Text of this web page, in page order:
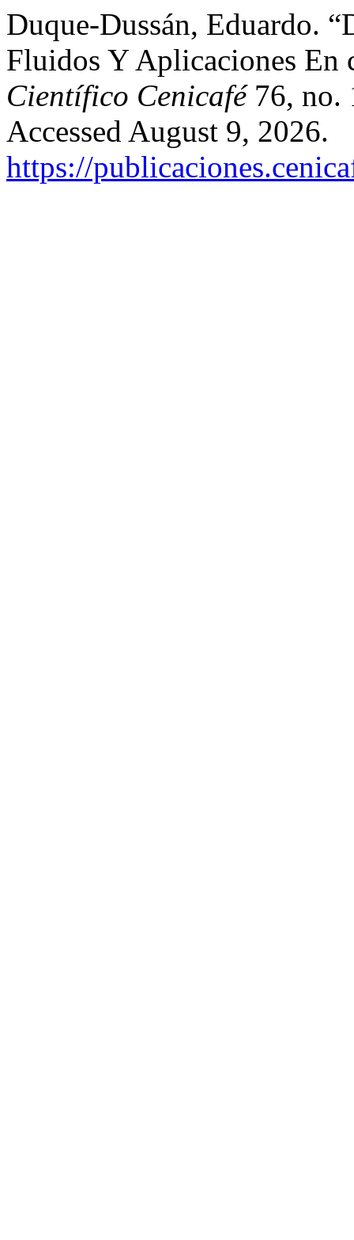
Duque-Dussán, Eduardo.
Fluidos Y Aplicaciones En
Científico Cenicafé76, no.
Accessed August 9, 2026.
https://